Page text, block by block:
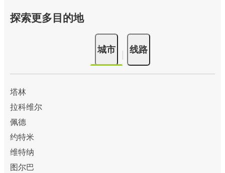
探索更多目的地
城市 线路
塔林
拉科维尔
佩德
约特米
维特纳
图尔巴